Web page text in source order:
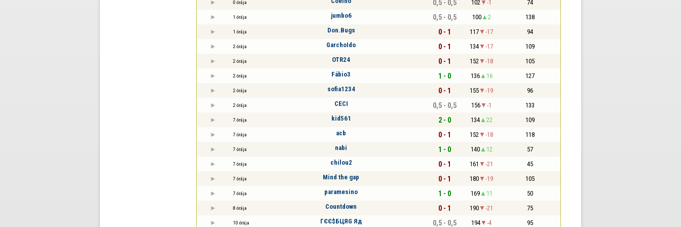
0 órája 0,5 - 0,5 102 -1 74
1 órája jumbo6 0,5 - 0,5 100 2 138
1 órája Don.Bugs 0 - 1 117 -17 94
2 órája GarchoIdo 0 - 1 134 -17 109
2 órája OTR24 0 - 1 152 -18 105
2 órája Fábio3 1 - 0 136 16 127
2 órája sofia1234 0 - 1 155 -19 96
2 órája CECI 0,5 - 0,5 156 -1 133
7 órája kid561 2 - 0 134 22 109
7 órája acb 0 - 1 152 -18 118
7 órája nabi 1 - 0 140 12 57
7 órája chilou2 0 - 1 161 -21 45
7 órája Mind the gap 0 - 1 180 -19 105
7 órája paramesino 1 - 0 169 11 50
8 órája Countdown 0 - 1 190 -21 75
10 órája ГЄЄ$БЦЯG Яд 0,5 - 0,5 194 -4 95